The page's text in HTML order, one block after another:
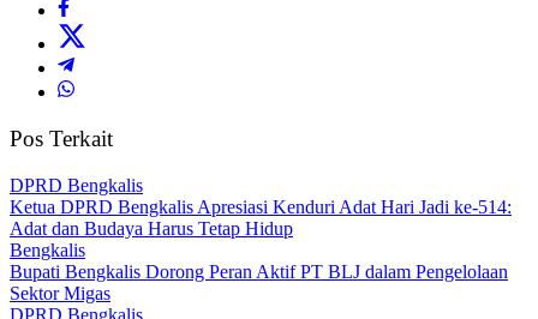
Pos Terkait
DPRD Bengkalis
Ketua DPRD Bengkalis Apresiasi Kenduri Adat Hari Jadi ke-514:
Adat dan Budaya Harus Tetap Hidup
Bengkalis
Bupati Bengkalis Dorong Peran Aktif PT BLJ dalam Pengelolaan
Sektor Migas
DPRD Bengkalis